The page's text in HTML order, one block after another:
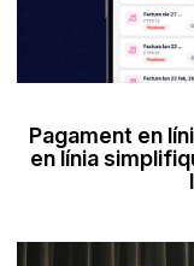
Pagament en
en línia